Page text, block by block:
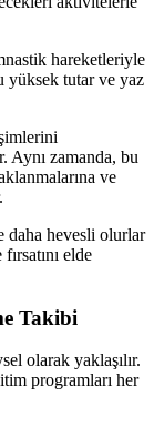
hareketleriyle
yüksek tutar ve yaz
Aynı zamanda, bu
ve
daha hevesli olurlar
elde
Takibi
olarak yaklaşılır.
programları her